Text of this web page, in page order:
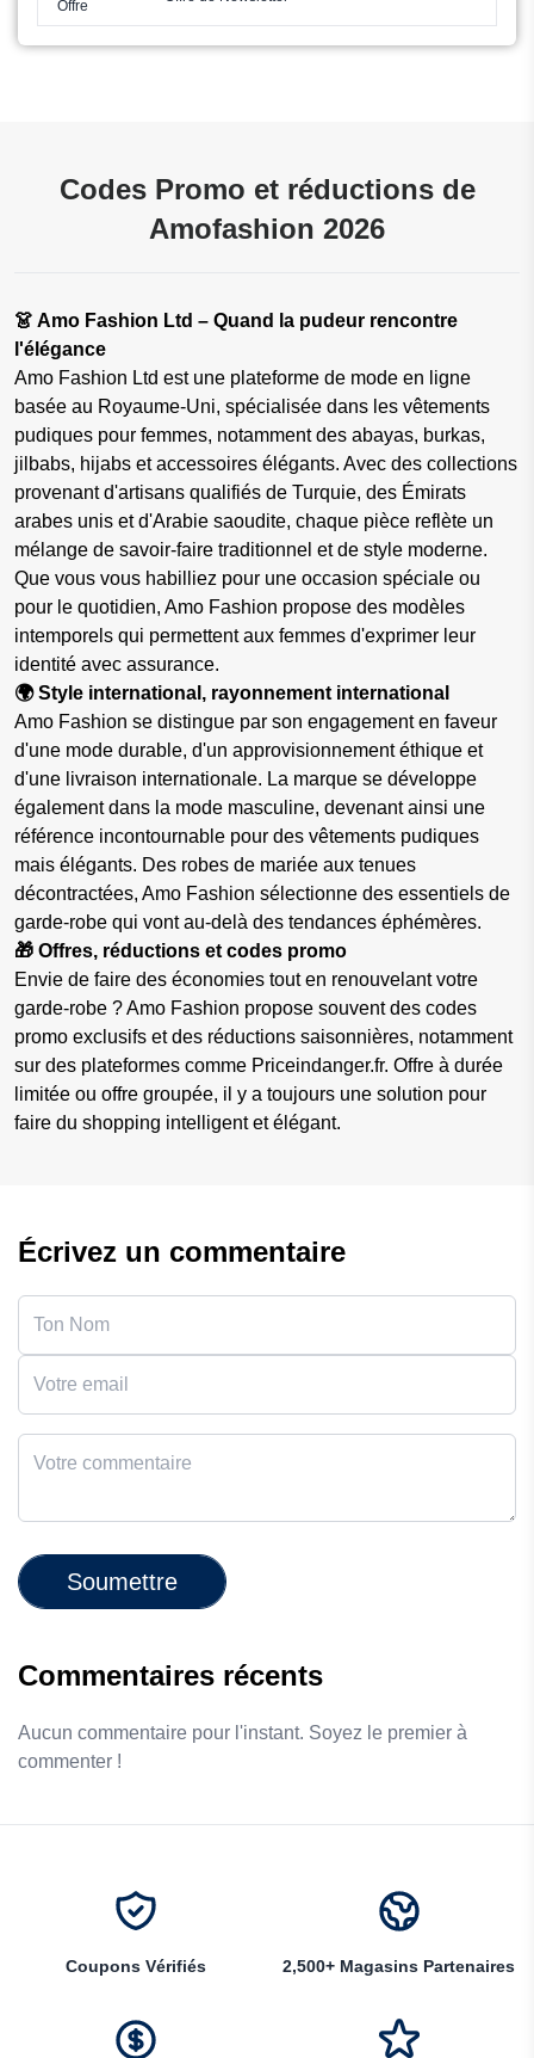
Offre
Codes Promo et réductions de
Amofashion 2026
👗 Amo Fashion Ltd – Quand la pudeur rencontre
l'élégance
Amo Fashion Ltd est une plateforme de mode en ligne
basée au Royaume-Uni, spécialisée dans les vêtements
pudiques pour femmes, notamment des abayas, burkas,
jilbabs, hijabs et accessoires élégants. Avec des collections
provenant d'artisans qualifiés de Turquie, des Émirats
arabes unis et d'Arabie saoudite, chaque pièce reflète un
mélange de savoir-faire traditionnel et de style moderne.
Que vous vous habilliez pour une occasion spéciale ou
pour le quotidien, Amo Fashion propose des modèles
intemporels qui permettent aux femmes d'exprimer leur
identité avec assurance.
🌍 Style international, rayonnement international
Amo Fashion se distingue par son engagement en faveur
d'une mode durable, d'un approvisionnement éthique et
d'une livraison internationale. La marque se développe
également dans la mode masculine, devenant ainsi une
référence incontournable pour des vêtements pudiques
mais élégants. Des robes de mariée aux tenues
décontractées, Amo Fashion sélectionne des essentiels de
garde-robe qui vont au-delà des tendances éphémères.
🎁 Offres, réductions et codes promo
Envie de faire des économies tout en renouvelant votre
garde-robe ? Amo Fashion propose souvent des codes
promo exclusifs et des réductions saisonnières, notamment
sur des plateformes comme Priceindanger.fr. Offre à durée
limitée ou offre groupée, il y a toujours une solution pour
faire du shopping intelligent et élégant.
Écrivez un commentaire
Soumettre
Commentaires récents
Aucun commentaire pour l'instant. Soyez le premier à
commenter !
Coupons Vérifiés 2,500+ Magasins Partenaires